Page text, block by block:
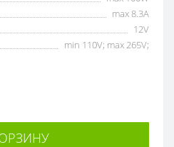
max 8.3А
12V
min 110V; max 265V;